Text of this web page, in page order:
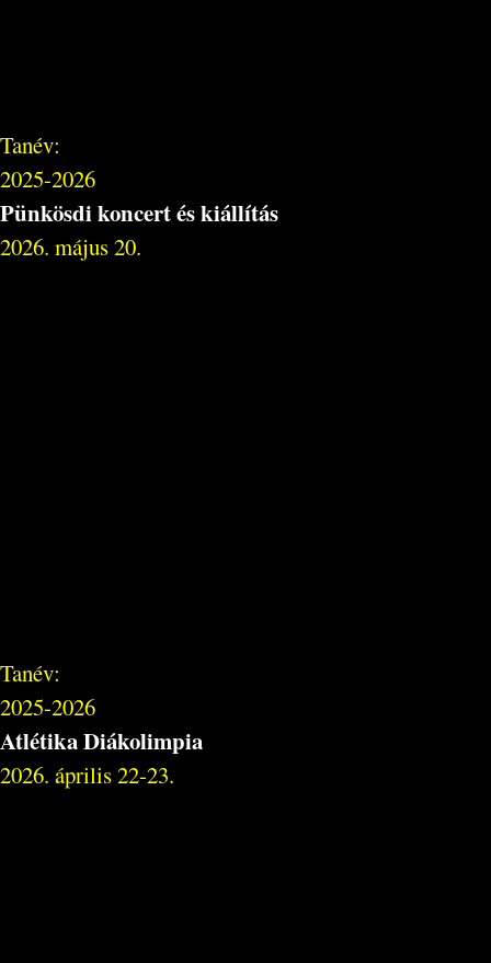
Tanév:
2025-2026
Pünkösdi koncert és kiállítás
2026. május 20.
Tanév:
2025-2026
Atlétika Diákolimpia
2026. április 22-23.